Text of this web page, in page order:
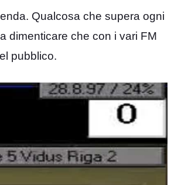
Qualcosa che supera ogni
dimenticare che con i vari FM
pubblico.